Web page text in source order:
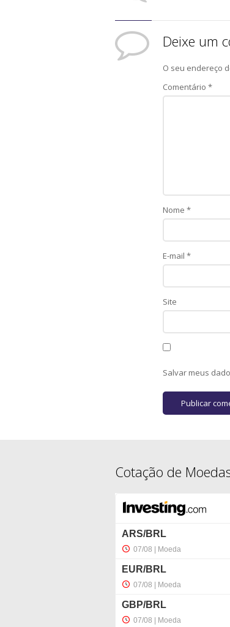
Deixe um
O seu endereço
Comentário *
Nome *
E-mail *
Site
Salvar meus
Cotação de